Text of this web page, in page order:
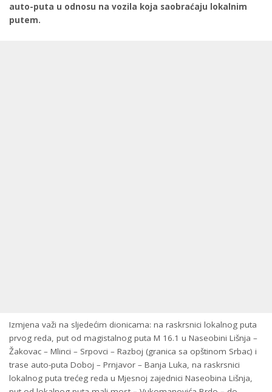
auto-puta u odnosu na vozila koja saobraćaju lokalnim
putem.
Izmjena važi na sljedećim dionicama: na raskrsnici lokalnog puta
prvog reda, put od magistalnog puta M 16.1 u Naseobini Lišnja –
Žakovac – Mlinci – Srpovci – Razboj (granica sa opštinom Srbac) i
trase auto-puta Doboj – Prnjavor – Banja Luka, na raskrsnici
lokalnog puta trećeg reda u Mjesnoj zajednici Naseobina Lišnja,